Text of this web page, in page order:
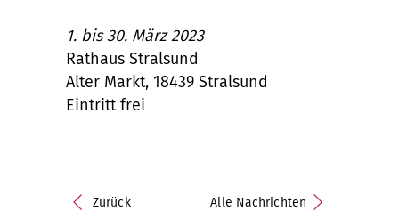
1. bis 30. März 2023
Rathaus Stralsund
Alter Markt, 18439 Stralsund
Eintritt frei
Zurück Alle Nachrichten